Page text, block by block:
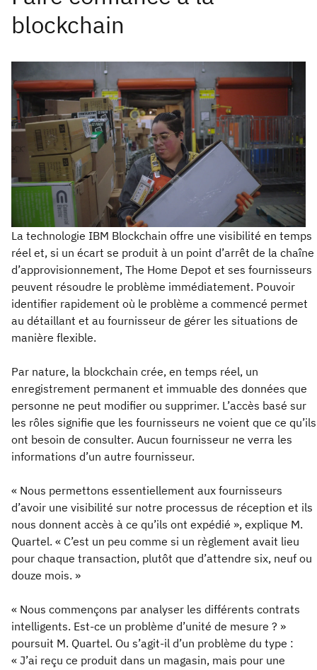
La technologie IBM Blockchain offre une visibilité en temps
réel et, si un écart se produit à un point d’arrêt de la chaîne
d’approvisionnement, The Home Depot et ses fournisseurs
peuvent résoudre le problème immédiatement. Pouvoir
identifier rapidement où le problème a commencé permet
au détaillant et au fournisseur de gérer les situations de
manière flexible.
Par nature, la blockchain crée, en temps réel, un
enregistrement permanent et immuable des données que
personne ne peut modifier ou supprimer. L’accès basé sur
les rôles signifie que les fournisseurs ne voient que ce qu’ils
ont besoin de consulter. Aucun fournisseur ne verra les
informations d’un autre fournisseur.
« Nous permettons essentiellement aux fournisseurs
d’avoir une visibilité sur notre processus de réception et ils
nous donnent accès à ce qu’ils ont expédié », explique M.
Quartel. « C’est un peu comme si un règlement avait lieu
pour chaque transaction, plutôt que d’attendre six, neuf ou
douze mois. »
« Nous commençons par analyser les différents contrats
intelligents. Est-ce un problème d’unité de mesure ? »
poursuit M. Quartel. Ou s’agit-il d’un problème du type :
« J’ai reçu ce produit dans un magasin, mais pour une